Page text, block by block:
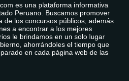
es una plataforma informativa
Peruano. Buscamos promover
de los concursos públicos, además
a encontrar a los mejores
le brindamos en un solo lugar
ahorrándoles el tiempo que
en cada página web de las